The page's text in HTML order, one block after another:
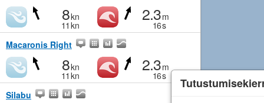
8kn
11 kn
2.3m
16s
Macaronis Right
8kn
11 kn
2.3m
16s
Silabu